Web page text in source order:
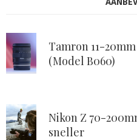
Tamron 11-
(Model B060)
Nikon Z 70-
sneller